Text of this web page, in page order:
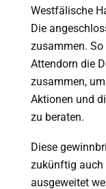
Westfälische
Die
zusammen.
Attendorn die
zusammen,
Aktionen und
zu beraten.
Diese
zukünftig auch
ausgeweitet